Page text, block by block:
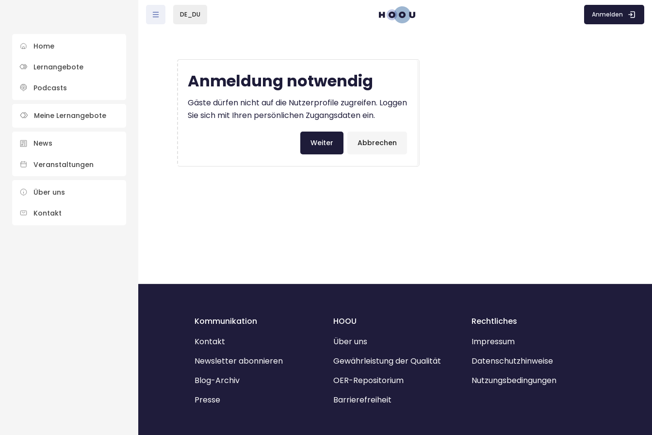
Home
Lernangebote
Podcasts
Meine Lernangebote
News
Veranstaltungen
Über uns
Kontakt
DE_DU Anmelden
Anmeldung notwendig
Gäste dürfen nicht auf die Nutzerprofile zugreifen. Loggen
Sie sich mit Ihren persönlichen Zugangsdaten ein.
Abbrechen
Weiter
Kommunikation
Kontakt
Newsletter abonnieren
Blog-Archiv
Presse
HOOU
Über uns
Gewährleistung der Qualität
OER-Repositorium
Barrierefreiheit
Rechtliches
Impressum
Datenschutzhinweise
Nutzungsbedingungen